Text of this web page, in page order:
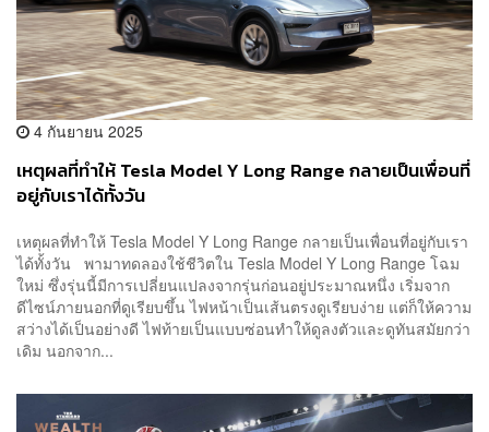
4 กันยายน 2025
เหตุผลที่ทำให้ Tesla Model Y Long Range กลายเป็นเพื่อนที่
อยู่กับเราได้ทั้งวัน
เหตุผลที่ทำให้ Tesla Model Y Long Range กลายเป็นเพื่อนที่อยู่กับเรา
ได้ทั้งวัน พามาทดลองใช้ชีวิตใน Tesla Model Y Long Range โฉม
ใหม่ ซึ่งรุ่นนี้มีการเปลี่ยนแปลงจากรุ่นก่อนอยู่ประมาณหนึ่ง เริ่มจาก
ดีไซน์ภายนอกที่ดูเรียบขึ้น ไฟหน้าเป็นเส้นตรงดูเรียบง่าย แต่ก็ให้ความ
สว่างได้เป็นอย่างดี ไฟท้ายเป็นแบบซ่อนทำให้ดูลงตัวและดูทันสมัยกว่า
เดิม นอกจาก...